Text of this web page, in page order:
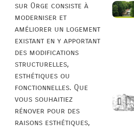
sur Orge consiste à
moderniser et
améliorer un logement
existant en y apportant
des modifications
structurelles,
esthétiques ou
fonctionnelles. Que
vous souhaitiez
rénover pour des
raisons esthétiques,